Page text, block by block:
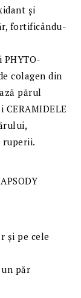
și
fortificându-
colagen din
părul
ruperii.
și pe cele
păr